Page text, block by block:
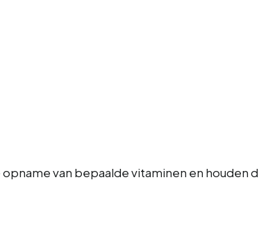
van bepaalde vitaminen en houden